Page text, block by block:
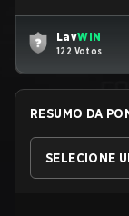
LavWIN
122 Votos
RESUMO DA
SELECIONE